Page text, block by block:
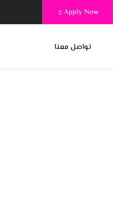
Apply Now
تواصل معنا